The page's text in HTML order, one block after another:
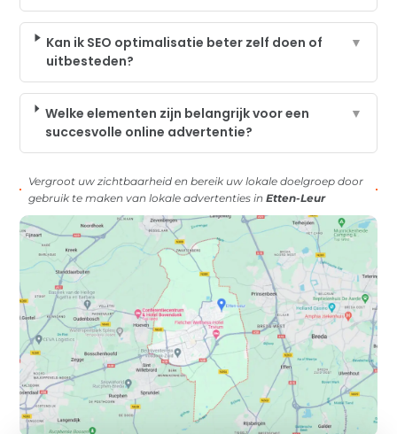
Kan ik SEO optimalisatie beter zelf doen of
uitbesteden?
▼
Welke elementen zijn belangrijk voor een
succesvolle online advertentie?
▼
Vergroot uw zichtbaarheid en bereik uw lokale doelgroep door
gebruik te maken van lokale advertenties inEtten-Leur